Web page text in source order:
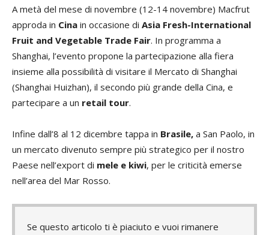
A metà del mese di novembre (12-14 novembre) Macfrut
approda in Cina in occasione di Asia Fresh-International
Fruit and Vegetable Trade Fair. In programma a
Shanghai, l’evento propone la partecipazione alla fiera
insieme alla possibilità di visitare il Mercato di Shanghai
(Shanghai Huizhan), il secondo più grande della Cina, e
partecipare a un retail tour.
Infine dall’8 al 12 dicembre tappa in Brasile, a San Paolo, in
un mercato divenuto sempre più strategico per il nostro
Paese nell’export di mele e kiwi, per le criticità emerse
nell’area del Mar Rosso.
Se questo articolo ti è piaciuto e vuoi rimanere